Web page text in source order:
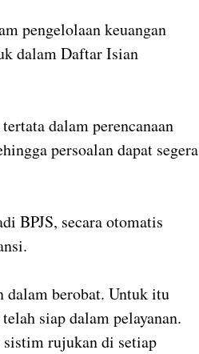
pengelolaan keuangan
dalam Daftar Isian
dalam perencanaan
persoalan dapat segera
BPJS, secara otomatis
dalam berobat. Untuk itu
siap dalam pelayanan.
rujukan di setiap